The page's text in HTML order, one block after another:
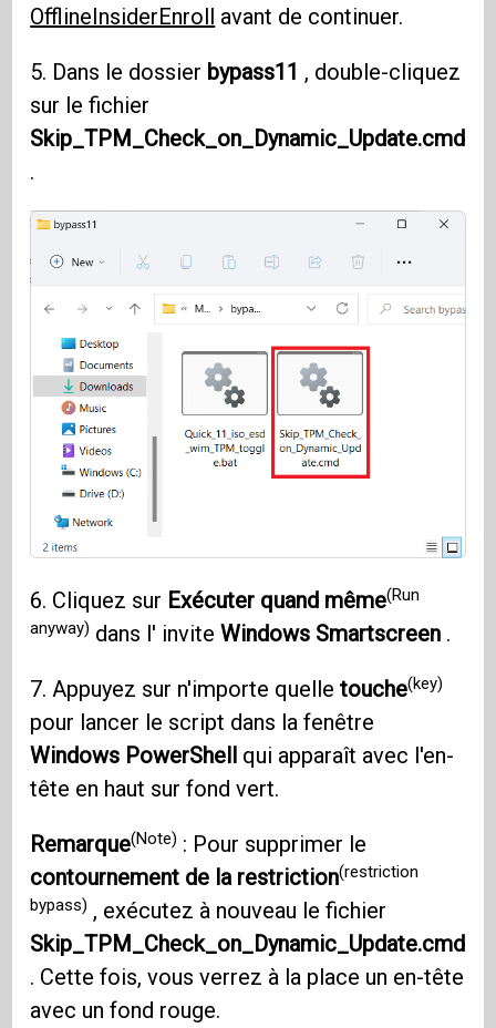
OfflineInsiderEnroll avant de continuer.
5. Dans le dossier bypass11 , double-cliquez
sur le fichier
Skip_TPM_Check_on_Dynamic_Update.cmd
.
6. Cliquez sur Exécuter quand même(Run
anyway) dans l' inviteWindows Smartscreen .
7. Appuyez sur n'importe quelletouche(key)
pour lancer le script dans la fenêtre
Windows PowerShell
qui apparaît avec l'en-
tête en haut sur fond vert.
Remarque(Note) : Pour supprimer le
contournement de la restriction(restriction
bypass) , exécutez à nouveau le fichier
Skip_TPM_Check_on_Dynamic_Update.cmd
. Cette fois, vous verrez à la place un en-tête
avec un fond rouge.